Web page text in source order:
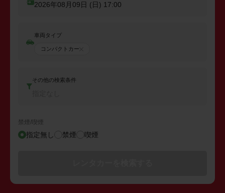
2026年08月09日 (日) 17:00
車両タイプ
コンパクトカー
その他の検索条件
禁煙/喫煙
指定無し 禁煙 喫煙